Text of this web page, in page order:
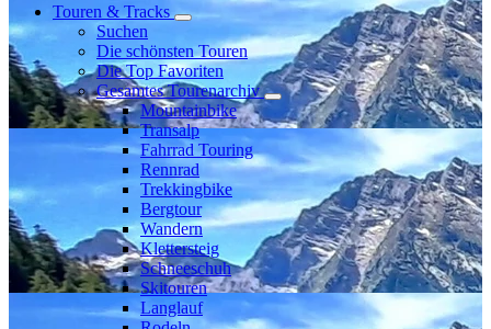
Touren & Tracks
Suchen
Die schönsten Touren
Die Top Favoriten
Gesamtes Tourenarchiv
Mountainbike
Transalp
Fahrrad Touring
Rennrad
Trekkingbike
Bergtour
Wandern
Klettersteig
Schneeschuh
Skitouren
Langlauf